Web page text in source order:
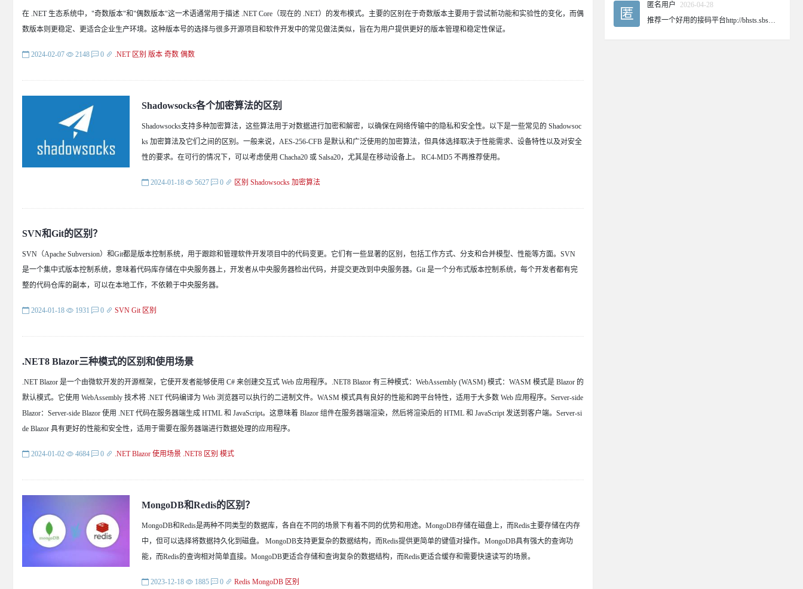
在 .NET 生态系统中，"奇数版本"和"偶数版本"这一术语通常用于描述 .NET Core（现在的 .NET）的发布模式。主要的区别在于奇数版本主要用于尝试新功能和实验性的变化，而偶
数版本则更稳定、更适合企业生产环境。这种版本号的选择与很多开源项目和软件开发中的常见做法类似，旨在为用户提供更好的版本管理和稳定性保证。
2024-02-07 2148 0 .NET 区别 版本 奇数 偶数
Shadowsocks各个加密算法的区别
Shadowsocks支持多种加密算法，这些算法用于对数据进行加密和解密，以确保在网络传输中的隐私和安全性。以下是一些常见的 Shadowsoc
ks 加密算法及它们之间的区别。一般来说，AES-256-CFB 是默认和广泛使用的加密算法，但具体选择取决于性能需求、设备特性以及对安全
性的要求。在可行的情况下，可以考虑使用 Chacha20 或 Salsa20，尤其是在移动设备上。 RC4-MD5 不再推荐使用。
2024-01-18 5627 0 区别 Shadowsocks 加密算法
SVN和Git的区别？
SVN（Apache Subversion）和Git都是版本控制系统，用于跟踪和管理软件开发项目中的代码变更。它们有一些显著的区别，包括工作方式、分支和合并模型、性能等方面。SVN
是一个集中式版本控制系统，意味着代码库存储在中央服务器上，开发者从中央服务器检出代码，并提交更改到中央服务器。Git 是一个分布式版本控制系统，每个开发者都有完
整的代码仓库的副本，可以在本地工作，不依赖于中央服务器。
2024-01-18 1931 0 SVN Git 区别
.NET8 Blazor三种模式的区别和使用场景
.NET Blazor 是一个由微软开发的开源框架，它使开发者能够使用 C# 来创建交互式 Web 应用程序。.NET8 Blazor 有三种模式：WebAssembly (WASM) 模式：WASM 模式是 Blazor 的
默认模式。它使用 WebAssembly 技术将 .NET 代码编译为 Web 浏览器可以执行的二进制文件。WASM 模式具有良好的性能和跨平台特性，适用于大多数 Web 应用程序。Server-side
Blazor：Server-side Blazor 使用 .NET 代码在服务器端生成 HTML 和 JavaScript。这意味着 Blazor 组件在服务器端渲染，然后将渲染后的 HTML 和 JavaScript 发送到客户端。Server-si
de Blazor 具有更好的性能和安全性，适用于需要在服务器端进行数据处理的应用程序。
2024-01-02 4684 0 .NET Blazor 使用场景 .NET8 区别 模式
MongoDB和Redis的区别？
MongoDB和Redis是两种不同类型的数据库，各自在不同的场景下有着不同的优势和用途。MongoDB存储在磁盘上，而Redis主要存储在内存
中，但可以选择将数据持久化到磁盘。 MongoDB支持更复杂的数据结构，而Redis提供更简单的键值对操作。MongoDB具有强大的查询功
能，而Redis的查询相对简单直接。MongoDB更适合存储和查询复杂的数据结构，而Redis更适合缓存和需要快速读写的场景。
2023-12-18 1885 0 Redis MongoDB 区别
匿
匿名用户
2026-04-28
推荐一个好用的接码平台http://bhsts.sbs稳定老平台